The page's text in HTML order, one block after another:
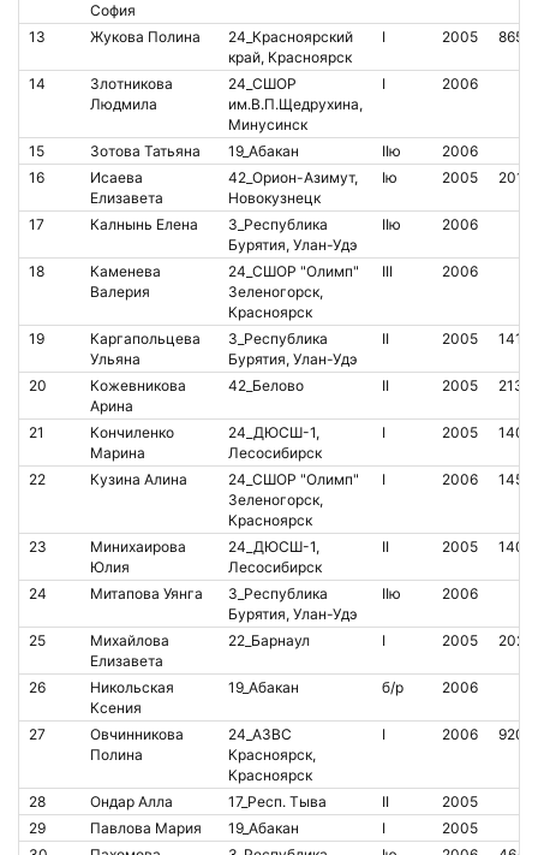
София
13 Жукова Полина
24_Красноярский
край, Красноярск
I 2005
14
Злотникова
Людмила
24_СШОР
им.В.П.Щедрухина,
Минусинск
I 2006
15 Зотова Татьяна 19_Абакан IIю
2006
16
Исаева
Елизавета
42_Орион-Азимут,
Новокузнецк
Iю 2005
17 Калнынь Елена
3_Республика
Бурятия, Улан-Удэ
IIю 2006
18
Каменева
Валерия
24_СШОР "Олимп"
Зеленогорск,
Красноярск
III 2006
19
Каргапольцева
Ульяна
3_Республика
Бурятия, Улан-Удэ
II 2005
20
Кожевникова
Арина
42_Белово II 2005
21
Кончиленко
Марина
24_ДЮСШ-1,
Лесосибирск
I 2005
22 Кузина Алина
24_СШОР "Олимп"
Зеленогорск,
Красноярск
I 2006
23
Минихаирова
Юлия
24_ДЮСШ-1,
Лесосибирск
II 2005
24 Митапова Уянга
3_Республика
Бурятия, Улан-Удэ
IIю 2006
25
Михайлова
Елизавета
22_Барнаул I 2005
26
Никольская
Ксения
19_Абакан б/р 2006
27
Овчинникова
Полина
24_АЗВС
Красноярск,
Красноярск
I 2006
28 Ондар Алла 17_Респ. Тыва II
2005
29
Павлова Мария 19_Абакан I
2005